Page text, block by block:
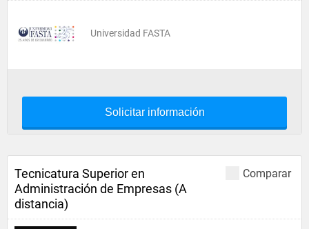
Universidad FASTA
Solicitar información
Comparar
Tecnicatura Superior en
Administración de Empresas (A
distancia)